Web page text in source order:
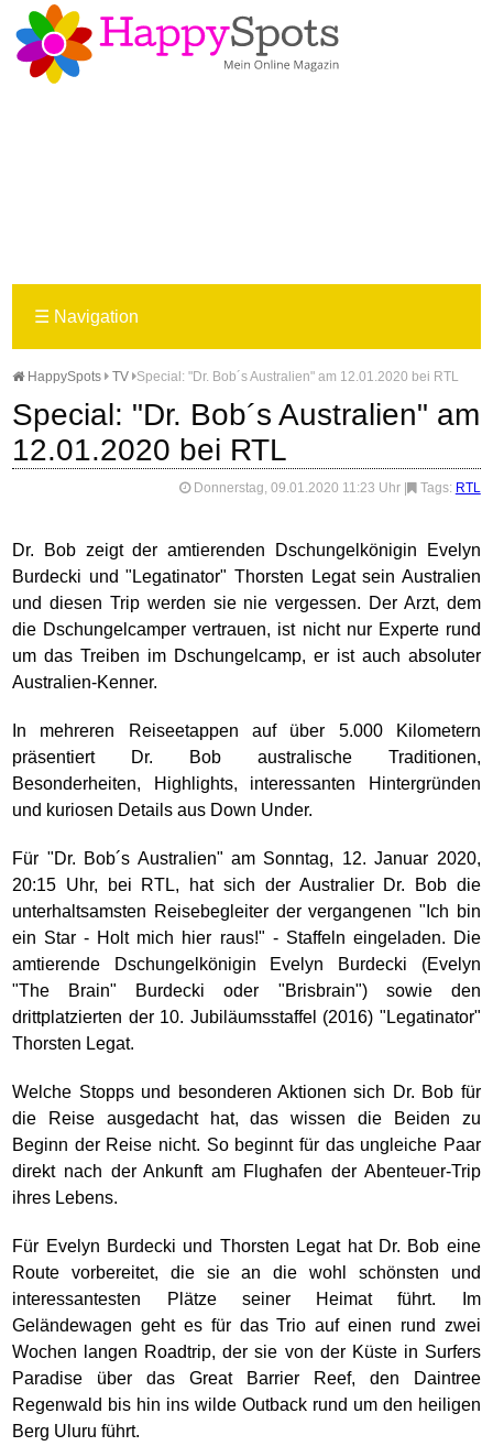
☰ Navigation
HappySpots TV Special: "Dr. Bob´s Australien" am 12.01.2020 bei RTL
Special: "Dr. Bob´s Australien" am
12.01.2020 bei RTL
Donnerstag, 09.01.2020 11:23 Uhr Tags: RTL
Dr. Bob zeigt der amtierenden Dschungelkönigin Evelyn
Burdecki und "Legatinator" Thorsten Legat sein Australien
und diesen Trip werden sie nie vergessen. Der Arzt, dem
die Dschungelcamper vertrauen, ist nicht nur Experte rund
um das Treiben im Dschungelcamp, er ist auch absoluter
Australien-Kenner.
In mehreren Reiseetappen auf über 5.000 Kilometern
präsentiert Dr. Bob australische Traditionen,
Besonderheiten, Highlights, interessanten Hintergründen
und kuriosen Details aus Down Under.
Für "Dr. Bob´s Australien" am Sonntag, 12. Januar 2020,
20:15 Uhr, bei RTL, hat sich der Australier Dr. Bob die
unterhaltsamsten Reisebegleiter der vergangenen "Ich bin
ein Star - Holt mich hier raus!" - Staffeln eingeladen. Die
amtierende Dschungelkönigin Evelyn Burdecki (Evelyn
"The Brain" Burdecki oder "Brisbrain") sowie den
drittplatzierten der 10. Jubiläumsstaffel (2016) "Legatinator"
Thorsten Legat.
Welche Stopps und besonderen Aktionen sich Dr. Bob für
die Reise ausgedacht hat, das wissen die Beiden zu
Beginn der Reise nicht. So beginnt für das ungleiche Paar
direkt nach der Ankunft am Flughafen der Abenteuer-Trip
ihres Lebens.
Für Evelyn Burdecki und Thorsten Legat hat Dr. Bob eine
Route vorbereitet, die sie an die wohl schönsten und
interessantesten Plätze seiner Heimat führt. Im
Geländewagen geht es für das Trio auf einen rund zwei
Wochen langen Roadtrip, der sie von der Küste in Surfers
Paradise über das Great Barrier Reef, den Daintree
Regenwald bis hin ins wilde Outback rund um den heiligen
Berg Uluru führt.